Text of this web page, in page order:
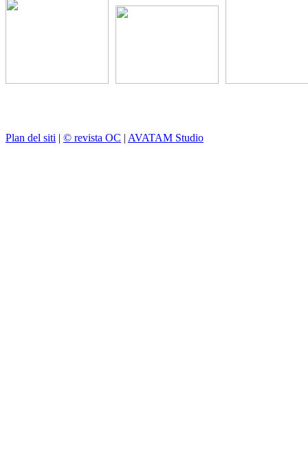
Plan del siti | © revista OC | AVATAM Studio